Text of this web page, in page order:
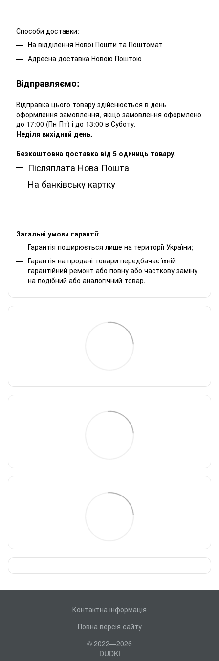
Способи доставки:
На відділення Нової Пошти та Поштомат
Адресна доставка Новою Поштою
Відправляємо:
Відправка цього товару здійснюється в день
оформлення замовлення, якщо замовлення оформлено
до 17:00 (Пн-Пт) і до 13:00 в Суботу.
Неділя вихідний день.
Безкоштовна доставка від 5 одиниць товару.
Післяплата Нова Пошта
На банківську картку
Загальні умови гарантії:
Гарантія поширюється лише на території України;
Гарантія на продані товари передбачає їхній
гарантійний ремонт або повну або часткову заміну
на подібний або аналогічний товар.
Контактна інформація
Повна версія сайту
© 2022—2026
DUDKI